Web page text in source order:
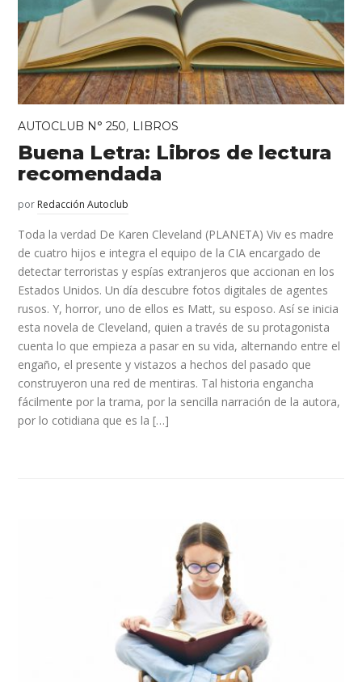
AUTOCLUB N° 250, LIBROS
Buena Letra: Libros de lectura
recomendada
por Redacción Autoclub
Toda la verdad De Karen Cleveland (PLANETA) Viv es madre
de cuatro hijos e integra el equipo de la CIA encargado de
detectar terroristas y espías extranjeros que accionan en los
Estados Unidos. Un día descubre fotos digitales de agentes
rusos. Y, horror, uno de ellos es Matt, su esposo. Así se inicia
esta novela de Cleveland, quien a través de su protagonista
cuenta lo que empieza a pasar en su vida, alternando entre el
engaño, el presente y vistazos a hechos del pasado que
construyeron una red de mentiras. Tal historia engancha
fácilmente por la trama, por la sencilla narración de la autora,
por lo cotidiana que es la […]